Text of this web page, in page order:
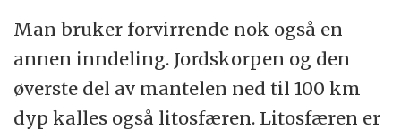
Man bruker forvirrende nok også en
annen inndeling. Jordskorpen og den
øverste del av mantelen ned til 100 km
dyp kalles også litosfæren. Litosfæren er